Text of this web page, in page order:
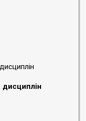
дисциплін